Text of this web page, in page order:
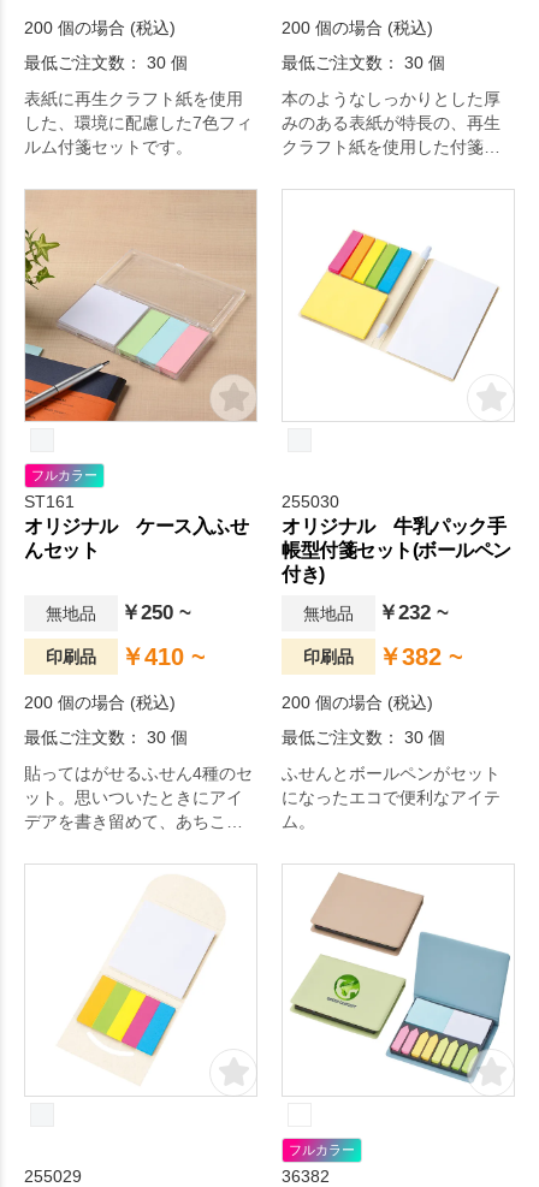
200 個の場合 (税込)
最低ご注文数： 30 個
表紙に再生クラフト紙を使用
した、環境に配慮した7色フィ
ルム付箋セットです。
200 個の場合 (税込)
最低ご注文数： 30 個
本のようなしっかりとした厚
みのある表紙が特長の、再生
クラフト紙を使用した付箋セ
フルカラー
ST161
オリジナル ケース入ふせ
んセット
無地品 ￥250 ~
印刷品 ￥410 ~
200 個の場合 (税込)
最低ご注文数： 30 個
貼ってはがせるふせん4種のセ
ット。思いついたときにアイ
デアを書き留めて、あちこち
す。
255030
オリジナル 牛乳パック手
帳型付箋セット(ボールペン
付き)
無地品 ￥232 ~
印刷品 ￥382 ~
200 個の場合 (税込)
最低ご注文数： 30 個
ふせんとボールペンがセット
になったエコで便利なアイテ
ム。
255029
フルカラー
36382